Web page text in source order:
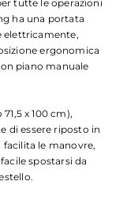
tutte le operazioni
ha una portata
elettricamente,
ergonomica
piano manuale
x 100 cm),
di essere riposto in
le manovre,
spostarsi da